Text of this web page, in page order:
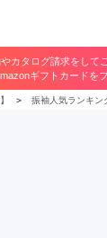
カタログ請求をして
ギフトカードを
＞ 振袖人気ランキン